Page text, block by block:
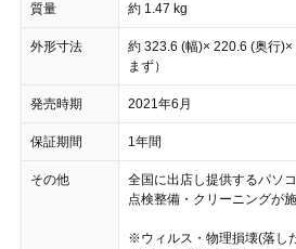
質量 約 1.47 kg
外形寸法
約 323.6 (幅)× 220.6 (奥行
まず）
発売時期 2021年6月
保証期間 1年間
その他
全国に出店し提供するパソ
点検整備・クリーニングが
※ウィルス・物理損壊(落し